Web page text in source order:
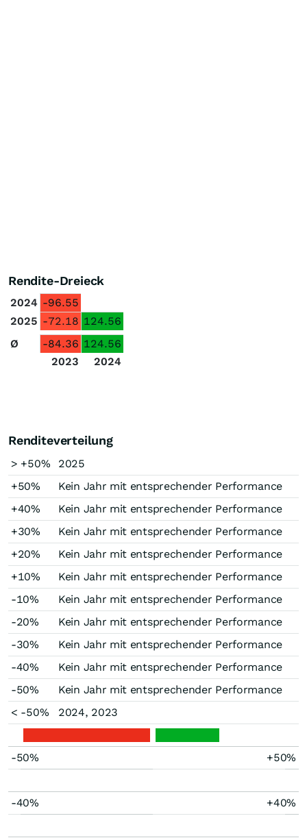
Rendite-Dreieck
2024 -96.55
2025 -72.18 124.56
Ø
-84.36 124.56
2023
2024
Renditeverteilung
> +50%
2025
+50%
Kein Jahr mit entsprechender Performance
+40%
Kein Jahr mit entsprechender Performance
+30%
Kein Jahr mit entsprechender Performance
+20%
Kein Jahr mit entsprechender Performance
+10%
Kein Jahr mit entsprechender Performance
-10%
Kein Jahr mit entsprechender Performance
-20%
Kein Jahr mit entsprechender Performance
-30%
Kein Jahr mit entsprechender Performance
-40%
Kein Jahr mit entsprechender Performance
-50%
Kein Jahr mit entsprechender Performance
< -50%
2024, 2023
-50% +50%
-40% +40%